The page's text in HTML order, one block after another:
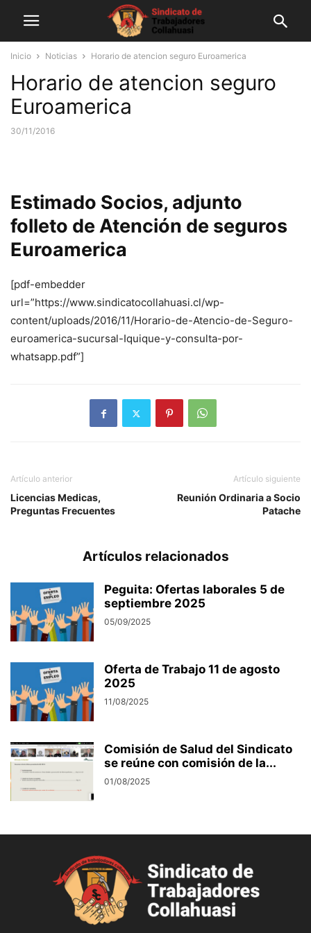
Inicio Noticias Horario de atencion seguro Euroamerica
Horario de atencion seguro
Euroamerica
30/11/2016
Estimado Socios, adjunto
folleto de Atención de seguros
Euroamerica
[pdf-embedder
url=”https://www.sindicatocollahuasi.cl/wp-
content/uploads/2016/11/Horario-de-Atencio-de-Seguro-
euroamerica-sucursal-Iquique-y-consulta-por-
whatsapp.pdf”]
Artículo anterior
Licencias Medicas,
Preguntas Frecuentes
Artículo siguiente
Reunión Ordinaria a Socio
Patache
Artículos relacionados
Peguita: Ofertas laborales 5 de
septiembre 2025
05/09/2025
Oferta de Trabajo 11 de agosto
2025
11/08/2025
Comisión de Salud del Sindicato
se reúne con comisión de la...
01/08/2025